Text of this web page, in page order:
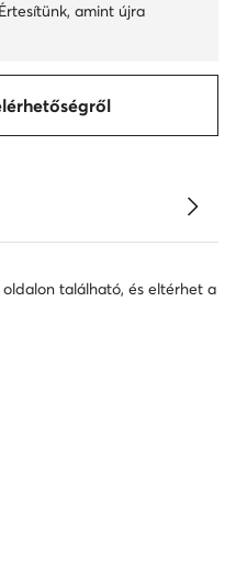
amint újra
található, és eltérhet a